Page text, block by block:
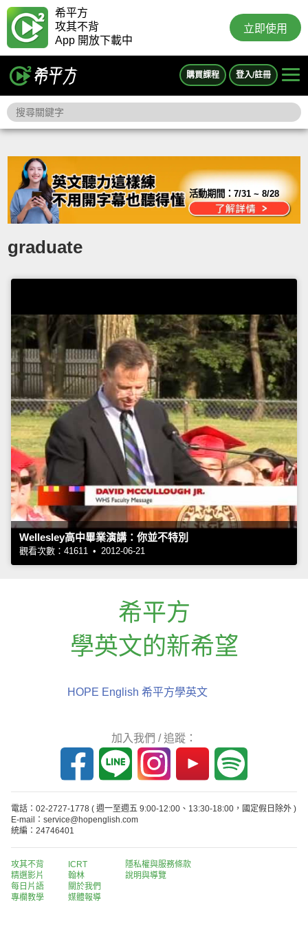
希平方
攻其不背
App 開放下載中
立即使用
購買課程 登入/註冊
活動期間：7/31 ~ 8/28
graduate
Wellesley高中畢業演講：你並不特別
觀看次數：41611 • 2012-06-21
希平方
學英文的新希望
HOPE English 希平方學英文
加入我們 / 追蹤：
電話：02-2727-1778 ( 週一至週五 9:00-12:00、13:30-18:00，國定假日除外 )
E-mail：service@hopenglish.com
統編：24746401
攻其不背
精選影片
每日片語
專欄教學
ICRT
翰林
關於我們
媒體報導
隱私權與服務條款
說明與導覽